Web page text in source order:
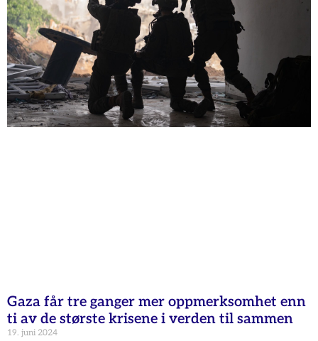
Gaza får tre ganger mer oppmerksomhet enn
ti av de største krisene i verden til sammen
19. juni 2024